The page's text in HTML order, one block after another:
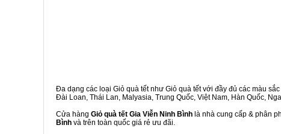
Đa dạng các loại Giỏ quà tết như Giỏ quà tết với đầy đủ các màu
Đài Loan, Thái Lan, Malyasia, Trung Quốc, Việt Nam, Hàn Quốc,
Cửa hàng Giỏ quà tết Gia Viễn Ninh Bình là nhà cung cấp & phân
Bình và trên toàn quốc giá rẻ ưu đãi.